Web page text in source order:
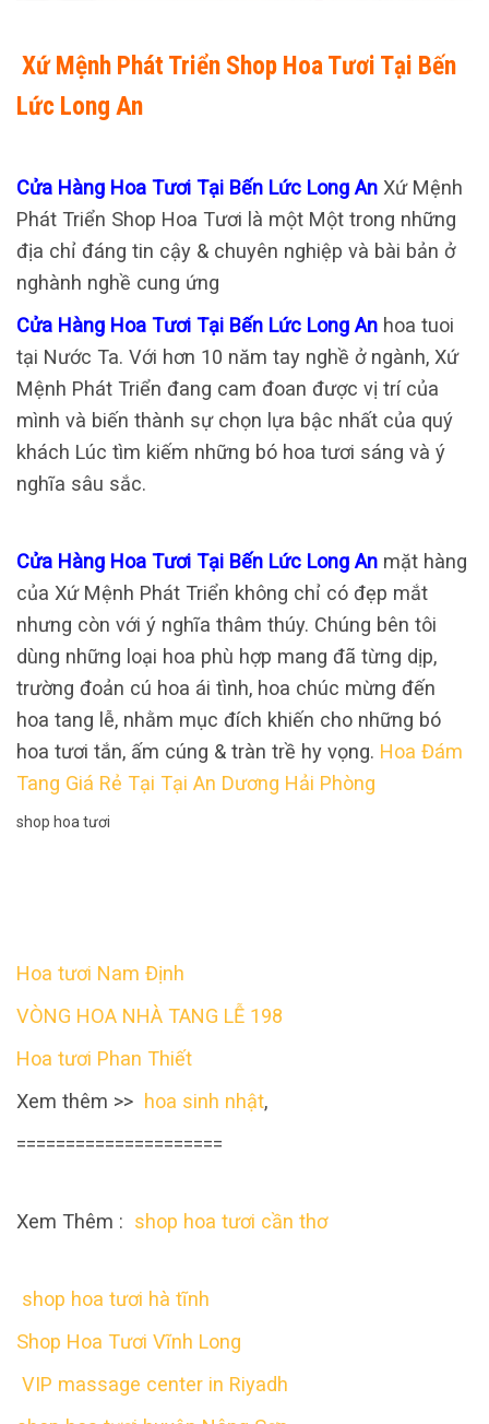
Xứ Mệnh Phát Triển Shop Hoa Tươi Tại Bến
Lức Long An
Cửa Hàng Hoa Tươi Tại Bến Lức Long An Xứ Mệnh
Phát Triển Shop Hoa Tươi là một Một trong những
địa chỉ đáng tin cậy & chuyên nghiệp và bài bản ở
nghành nghề cung ứng
Cửa Hàng Hoa Tươi Tại Bến Lức Long An hoa tuoi
tại Nước Ta. Với hơn 10 năm tay nghề ở ngành, Xứ
Mệnh Phát Triển đang cam đoan được vị trí của
mình và biến thành sự chọn lựa bậc nhất của quý
khách Lúc tìm kiếm những bó hoa tươi sáng và ý
nghĩa sâu sắc.
Cửa Hàng Hoa Tươi Tại Bến Lức Long An mặt hàng
của Xứ Mệnh Phát Triển không chỉ có đẹp mắt
nhưng còn với ý nghĩa thâm thúy. Chúng bên tôi
dùng những loại hoa phù hợp mang đã từng dịp,
trường đoản cú hoa ái tình, hoa chúc mừng đến
hoa tang lễ, nhằm mục đích khiến cho những bó
hoa tươi tắn, ấm cúng & tràn trề hy vọng. Hoa Đám
Tang Giá Rẻ Tại Tại An Dương Hải Phòng
shop hoa tươi
Hoa tươi Nam Định
VÒNG HOA NHÀ TANG LỄ 198
Hoa tươi Phan Thiết
Xem thêm >> hoa sinh nhật,
=====================
Xem Thêm : shop hoa tươi cần thơ
shop hoa tươi hà tĩnh
Shop Hoa Tươi Vĩnh Long
VIP massage center in Riyadh